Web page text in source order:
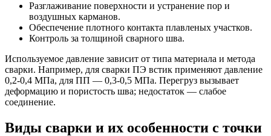
Разглаживание поверхности и устранение пор и
воздушных карманов.
Обеспечение плотного контакта плавленых участков.
Контроль за толщиной сварного шва.
Используемое давление зависит от типа материала и метода
сварки. Например, для сварки ПЭ встик применяют давление
0,2-0,4 МПа, для ПП — 0,3-0,5 МПа. Перегруз вызывает
деформацию и пористость шва; недостаток — слабое
соединение.
Виды сварки и их особенности с точки